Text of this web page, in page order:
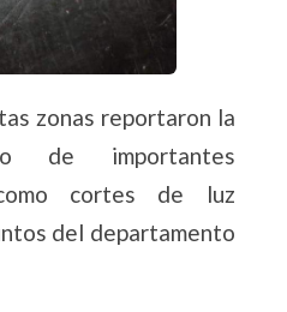
zonas reportaron la
de importantes
cortes de luz
del departamento